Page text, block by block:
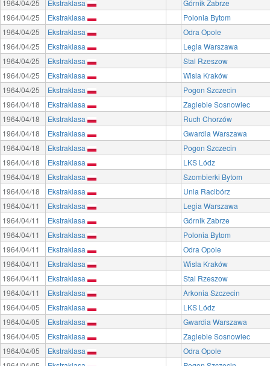
1964/04/25
Ekstraklasa
Górnik Zabrze
1964/04/25
Ekstraklasa
Polonia Bytom
1964/04/25
Ekstraklasa
Odra Opole
1964/04/25
Ekstraklasa
Legia Warszawa
1964/04/25
Ekstraklasa
Stal Rzeszow
1964/04/25
Ekstraklasa
Wisla Kraków
1964/04/25
Ekstraklasa
Pogon Szczecin
1964/04/18
Ekstraklasa
Zaglebie Sosnowiec
1964/04/18
Ekstraklasa
Ruch Chorzów
1964/04/18
Ekstraklasa
Gwardia Warszawa
1964/04/18
Ekstraklasa
Pogon Szczecin
1964/04/18
Ekstraklasa
LKS Lódz
1964/04/18
Ekstraklasa
Szombierki Bytom
1964/04/18
Ekstraklasa
Unia Racibórz
1964/04/11
Ekstraklasa
Legia Warszawa
1964/04/11
Ekstraklasa
Górnik Zabrze
1964/04/11
Ekstraklasa
Polonia Bytom
1964/04/11
Ekstraklasa
Odra Opole
1964/04/11
Ekstraklasa
Wisla Kraków
1964/04/11
Ekstraklasa
Stal Rzeszow
1964/04/11
Ekstraklasa
Arkonia Szczecin
1964/04/05
Ekstraklasa
LKS Lódz
1964/04/05
Ekstraklasa
Gwardia Warszawa
1964/04/05
Ekstraklasa
Zaglebie Sosnowiec
1964/04/05
Ekstraklasa
Odra Opole